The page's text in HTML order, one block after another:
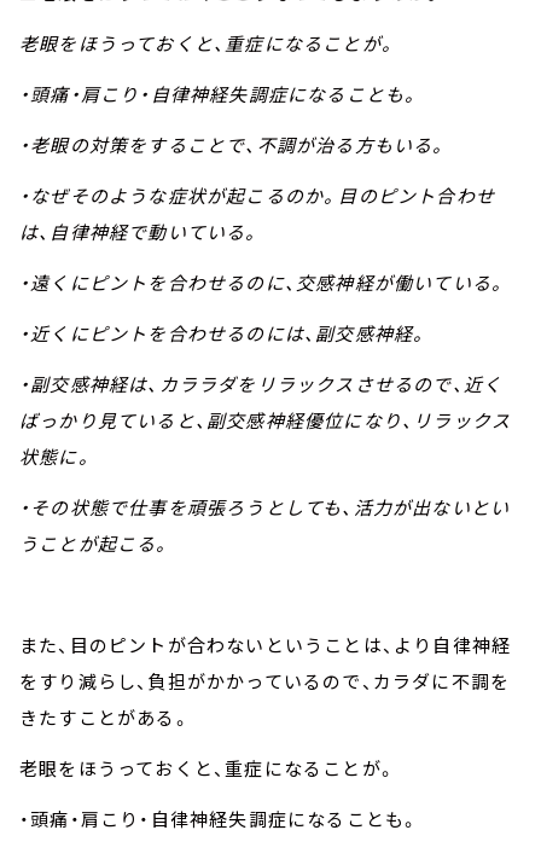
老眼をほうっておくと、重症になることが。
・頭痛・肩こり・自律神経失調症になることも。
・老眼の対策をすることで、不調が治る方もいる。
・なぜそのような症状が起こるのか。目のピント合わせ
は、自律神経で動いている。
・遠くにピントを合わせるのに、交感神経が働いている。
・近くにピントを合わせるのには、副交感神経。
・副交感神経は、カララダをリラックスさせるので、近く
ばっかり見ていると、副交感神経優位になり、リラックス
状態に。
・その状態で仕事を頑張ろうとしても、活力が出ないとい
うことが起こる。
また、目のピントが合わないということは、より自律神経
をすり減らし、負担がかかっているので、カラダに不調を
きたすことがある。
老眼をほうっておくと、重症になることが。
・頭痛・肩こり・自律神経失調症になることも。